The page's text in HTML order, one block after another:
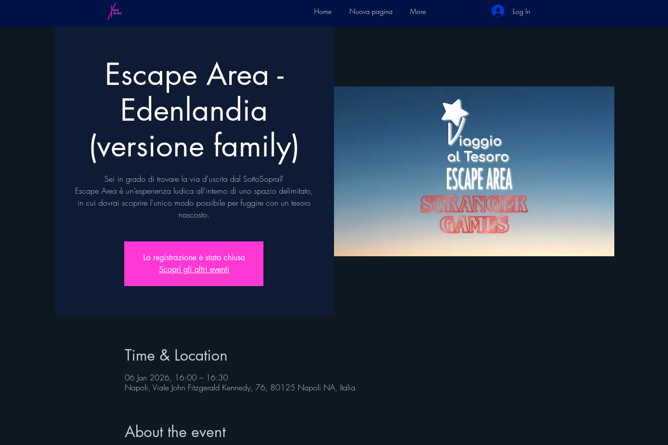
Home Nuova pagina More Log In
Escape Area -
Edenlandia
(versione family)
Sei in grado di trovare la via d'uscita dal SottoSopra?
Escape Area è un’esperienza ludica all'interno di uno spazio delimitato,
in cui dovrai scoprire l'unico modo possibile per fuggire con un tesoro
nascosto.
La registrazione è stata chiusa
Scopri gli altri eventi
Time & Location
06 Jan 2026, 16:00 – 16:30
Napoli, Viale John Fitzgerald Kennedy, 76, 80125 Napoli NA, Italia
About the event